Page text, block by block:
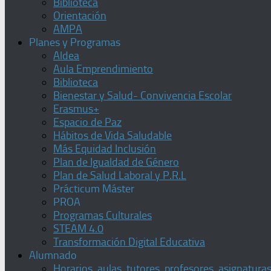
Orientación
AMPA
Planes y Programas
Aldea
Aula Emprendimiento
Biblioteca
Bienestar y Salud- Convivencia Escolar
Erasmus+
Espacio de Paz
Hábitos de Vida Saludable
Más Equidad Inclusión
Plan de Igualdad de Género
Plan de Salud Laboral y P.R.L
Prácticum Máster
PROA
Programas Culturales
STEAM 4.0
Transformación Digital Educativa
Alumnado